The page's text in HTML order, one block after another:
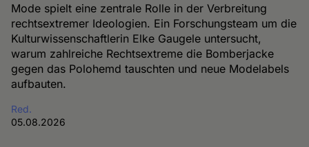
Mode spielt eine zentrale Rolle in der Verbreitung
rechtsextremer Ideologien. Ein Forschungsteam um die
Kulturwissenschaftlerin Elke Gaugele untersucht,
warum zahlreiche Rechtsextreme die Bomberjacke
gegen das Polohemd tauschten und neue Modelabels
aufbauten.
Red.
05.08.2026